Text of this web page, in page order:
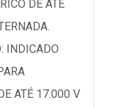
DE ATÉ
INDICADO
ATÉ 17.000 V